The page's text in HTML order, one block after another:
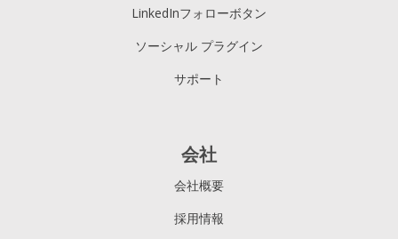
LinkedInフォローボタン
ソーシャル プラグイン
サポート
会社
会社概要
採用情報